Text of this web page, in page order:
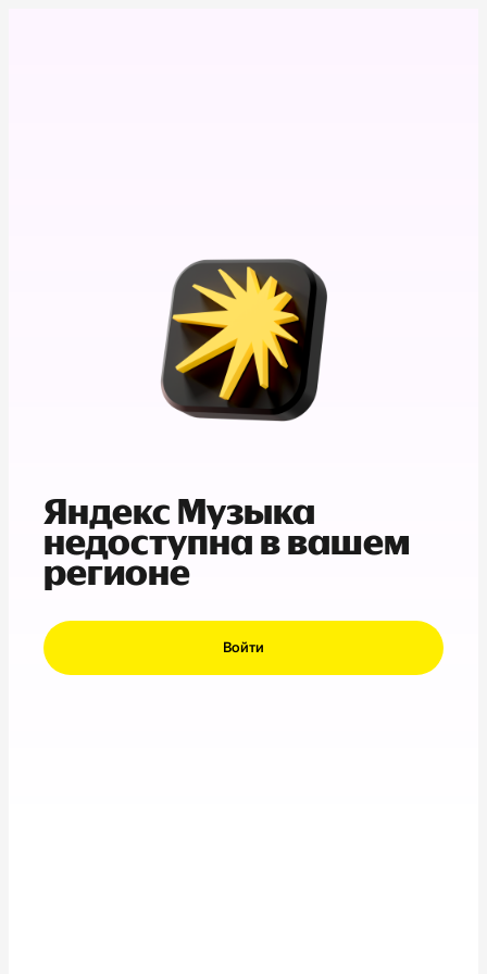
Яндекс Музыка
недоступна в вашем
регионе
Войти